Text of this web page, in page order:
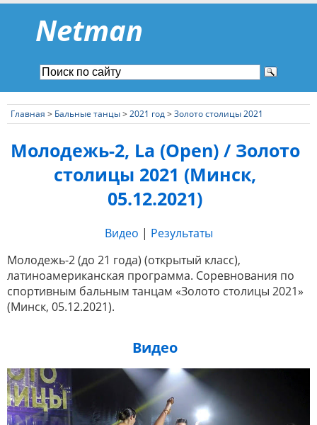
Netman
Главная > Бальные танцы>2021 год>Золото столицы 2021
Молодежь-2, La (Open) / Золото
столицы 2021 (Минск,
05.12.2021)
Видео | Результаты
Молодежь-2 (до 21 года) (открытый класс),
латиноамериканская программа. Соревнования по
спортивным бальным танцам «Золото столицы 2021»
(Минск, 05.12.2021).
Видео